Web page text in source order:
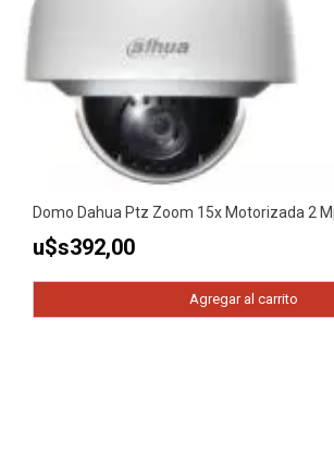
Domo Dahua Ptz Zoom 15x Motorizada 2
u$s392,00
Agregar al carrito